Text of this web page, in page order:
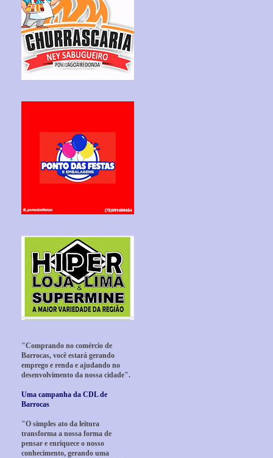
"Comprando no comércio de
Barrocas, você estará gerando
emprego e renda e ajudando no
desenvolvimento da nossa cidade".
Uma campanha da CDL de
Barrocas
"O simples ato da leitura
transforma a nossa forma de
pensar e enriquece o nosso
conhecimento, gerando uma